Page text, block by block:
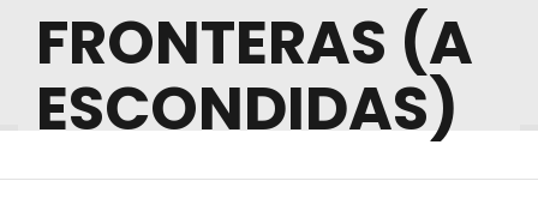
FRONTERAS (A
ESCONDIDAS)